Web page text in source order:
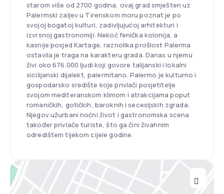
starom više od 2700 godina, ovaj grad smješten uz
Palermski zaljev u Tirenskom moru poznat je po
svojoj bogatoj kulturi, zadivljujućoj arhitekturi i
izvrsnoj gastronomiji. Nekoć fenička kolonija, a
kasnije posjed Kartage, raznolika prošlost Palerma
ostavila je traga na karakteru grada. Danas u njemu
živi oko 676.000 ljudi koji govore talijanski i lokalni
sicilijanski dijalekt, palermitano. Palermo je kulturno i
gospodarsko središte koje privlači posjetitelje
svojom mediteranskom klimom i atrakcijama poput
romaničkih, gotičkih, baroknih i secesijskih zgrada.
Njegov užurbani noćni život i gastronomska scena
također privlače turiste, što ga čini živahnim
odredištem tijekom cijele godine.